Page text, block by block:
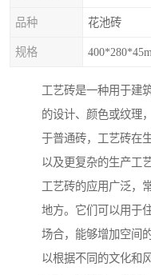
品种 花池砖
规格
工艺砖是一种用于建
的设计、颜色或纹理
于普通砖，工艺砖在
以及更复杂的生产工
工艺砖的应用广泛，
地方。它们可以用于
场合，能够增加空间
以根据不同的文化和